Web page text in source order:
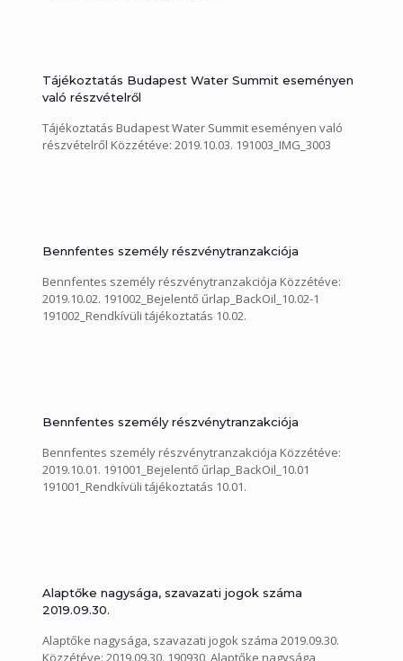
Tájékoztatás Budapest Water Summit eseményen
való részvételről
Tájékoztatás Budapest Water Summit eseményen való
részvételről Közzétéve: 2019.10.03. 191003_IMG_3003
Bennfentes személy részvénytranzakciója
Bennfentes személy részvénytranzakciója Közzétéve:
2019.10.02. 191002_Bejelentő űrlap_BackOil_10.02-1
191002_Rendkívüli tájékoztatás 10.02.
Bennfentes személy részvénytranzakciója
Bennfentes személy részvénytranzakciója Közzétéve:
2019.10.01. 191001_Bejelentő űrlap_BackOil_10.01
191001_Rendkívüli tájékoztatás 10.01.
Alaptőke nagysága, szavazati jogok száma
2019.09.30.
Alaptőke nagysága, szavazati jogok száma 2019.09.30.
Közzétéve: 2019.09.30. 190930_Alaptőke nagysága